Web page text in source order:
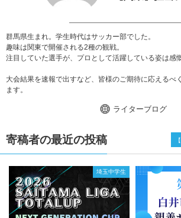
群馬県生まれ。学生時代はサッカー部でした。
趣味は関東で開催される2種の観戦。
注目していた選手が、プロとして活躍している姿は感
大会結果を速報で出すなど、皆様のご期待に応えるべ
ます。
ライターブログ
寄稿者の最近の投稿
埼玉中学生